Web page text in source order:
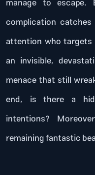
complication catches
attention who
an invisible,
menace that still
end, is there a
intentions?
remaining fantastic